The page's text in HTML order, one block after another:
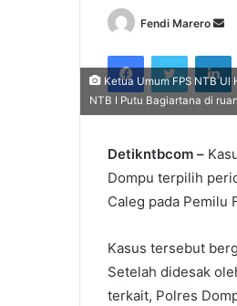
Fendi Marero
FacebookTwitter
Ketua Umum FPS NTB
NTB I Putu Bagiartana di
Detikntbcom –
Dompu terpilih
Caleg pada Pemilu
Kasus tersebut
Setelah didesak
terkait, Polres